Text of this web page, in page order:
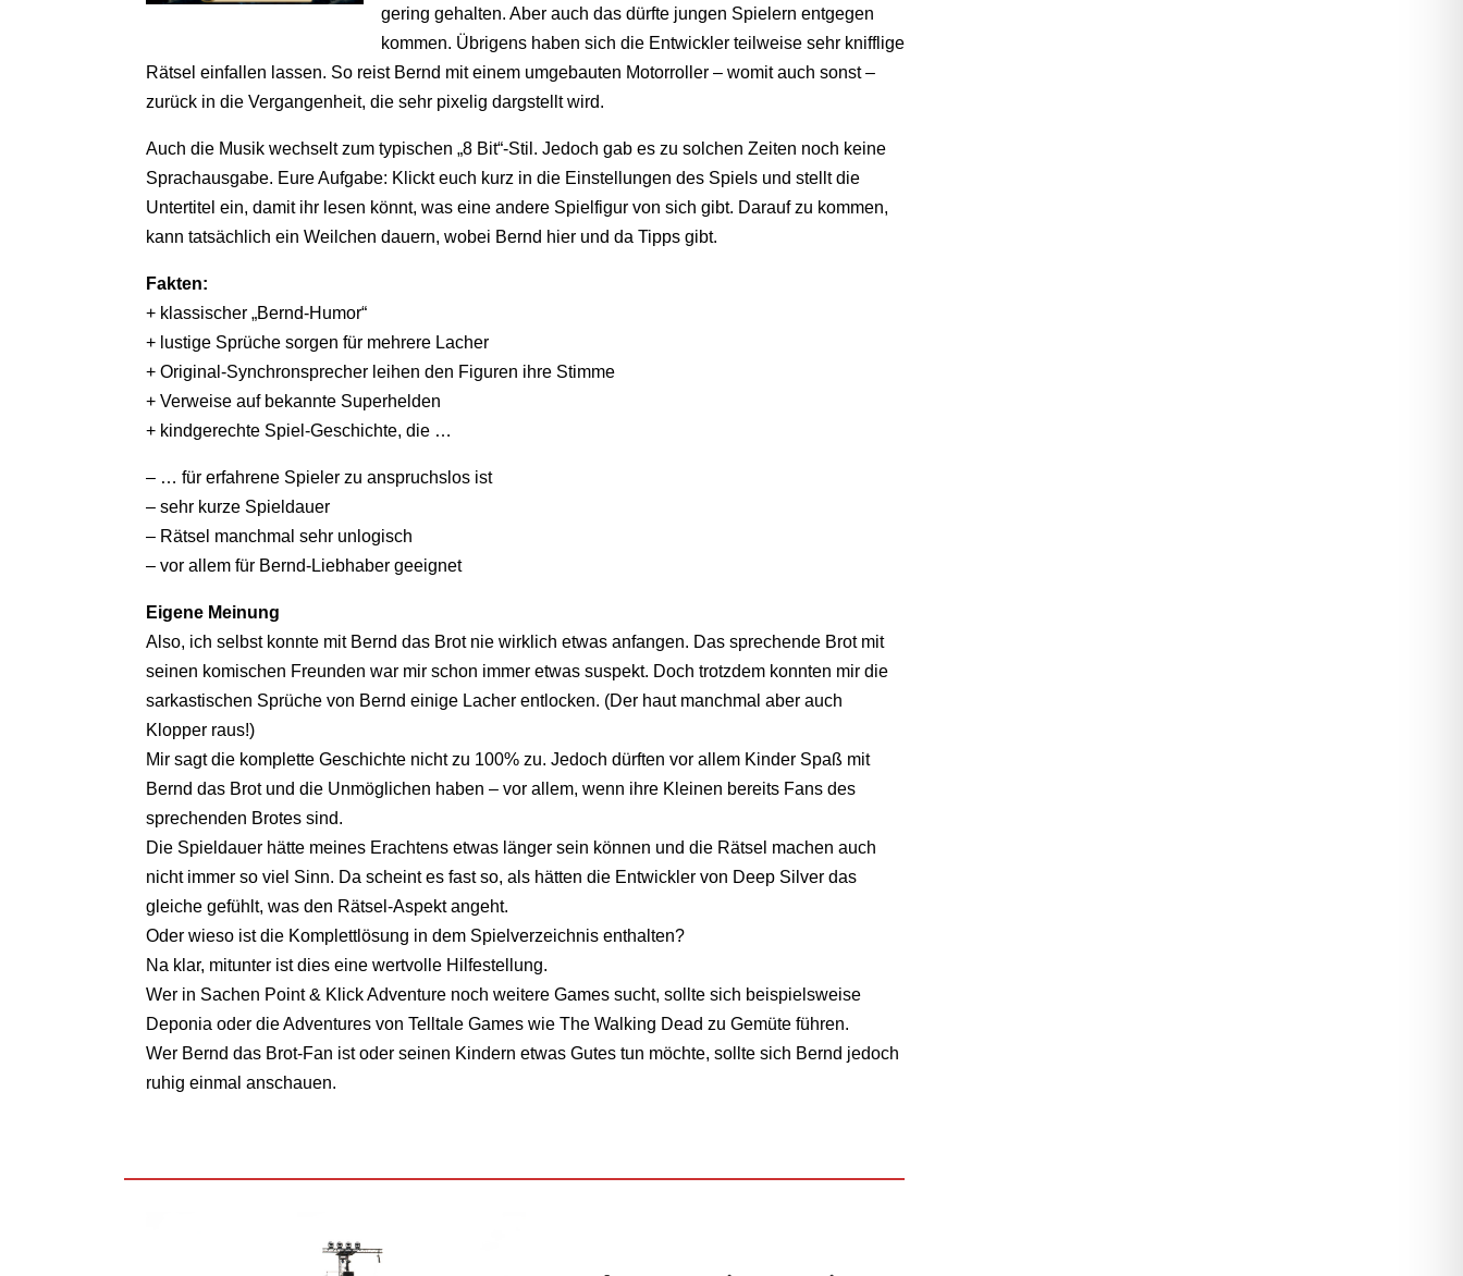
gering gehalten. Aber auch das dürfte jungen Spielern entgegen
kommen. Übrigens haben sich die Entwickler teilweise sehr knifflige
Rätsel einfallen lassen. So reist Bernd mit einem umgebauten Motorroller – womit auch sonst –
zurück in die Vergangenheit, die sehr pixelig dargstellt wird.
Auch die Musik wechselt zum typischen „8 Bit“-Stil. Jedoch gab es zu solchen Zeiten noch keine
Sprachausgabe. Eure Aufgabe: Klickt euch kurz in die Einstellungen des Spiels und stellt die
Untertitel ein, damit ihr lesen könnt, was eine andere Spielfigur von sich gibt. Darauf zu kommen,
kann tatsächlich ein Weilchen dauern, wobei Bernd hier und da Tipps gibt.
Fakten:
+ klassischer „Bernd-Humor“
+ lustige Sprüche sorgen für mehrere Lacher
+ Original-Synchronsprecher leihen den Figuren ihre Stimme
+ Verweise auf bekannte Superhelden
+ kindgerechte Spiel-Geschichte, die …
– … für erfahrene Spieler zu anspruchslos ist
– sehr kurze Spieldauer
– Rätsel manchmal sehr unlogisch
– vor allem für Bernd-Liebhaber geeignet
Eigene Meinung
Also, ich selbst konnte mit Bernd das Brot nie wirklich etwas anfangen. Das sprechende Brot mit
seinen komischen Freunden war mir schon immer etwas suspekt. Doch trotzdem konnten mir die
sarkastischen Sprüche von Bernd einige Lacher entlocken. (Der haut manchmal aber auch
Klopper raus!)
Mir sagt die komplette Geschichte nicht zu 100% zu. Jedoch dürften vor allem Kinder Spaß mit
Bernd das Brot und die Unmöglichen haben – vor allem, wenn ihre Kleinen bereits Fans des
sprechenden Brotes sind.
Die Spieldauer hätte meines Erachtens etwas länger sein können und die Rätsel machen auch
nicht immer so viel Sinn. Da scheint es fast so, als hätten die Entwickler von Deep Silver das
gleiche gefühlt, was den Rätsel-Aspekt angeht.
Oder wieso ist die Komplettlösung in dem Spielverzeichnis enthalten?
Na klar, mitunter ist dies eine wertvolle Hilfestellung.
Wer in Sachen Point & Klick Adventure noch weitere Games sucht, sollte sich beispielsweise
Deponia oder die Adventures von Telltale Games wie The Walking Dead zu Gemüte führen.
Wer Bernd das Brot-Fan ist oder seinen Kindern etwas Gutes tun möchte, sollte sich Bernd jedoch
ruhig einmal anschauen.